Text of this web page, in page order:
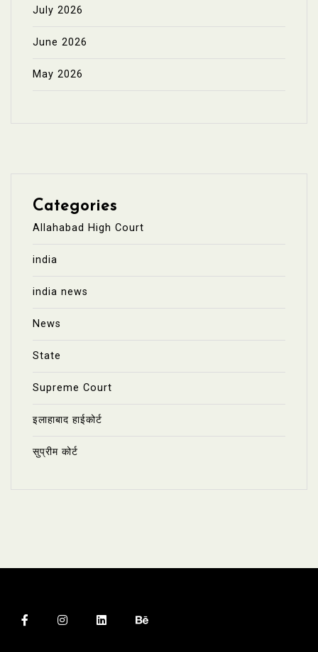
July 2026
June 2026
May 2026
Categories
Allahabad High Court
india
india news
News
State
Supreme Court
इलाहाबाद हाईकोर्ट
सुप्रीम कोर्ट